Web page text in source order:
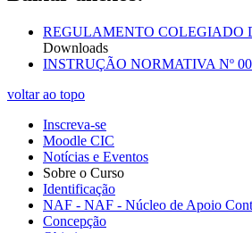
REGULAMENTO COLEGIADO
Downloads
INSTRUÇÃO NORMATIVA Nº
voltar ao topo
Inscreva-se
Moodle CIC
Notícias e Eventos
Sobre o Curso
Identificação
NAF - NAF - Núcleo de Apoio
Concepção